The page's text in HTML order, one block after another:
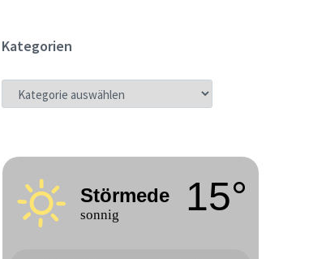
Kategorien
KATEGORIEN
Störmede
sonnig 15°